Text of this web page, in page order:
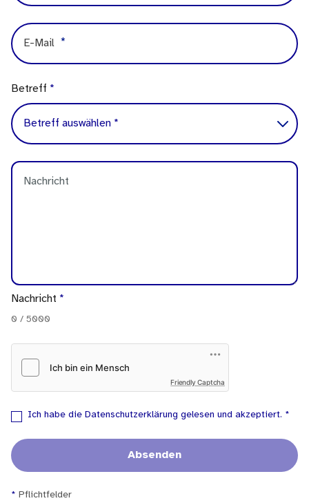
E-Mail
E-Mail
Betreff *
Nachricht
Nachricht *
0 / 5000
Friendly Captcha
Ich habe die Datenschutzerklärung gelesen und akzeptiert. *
Absenden
* Pflichtfelder